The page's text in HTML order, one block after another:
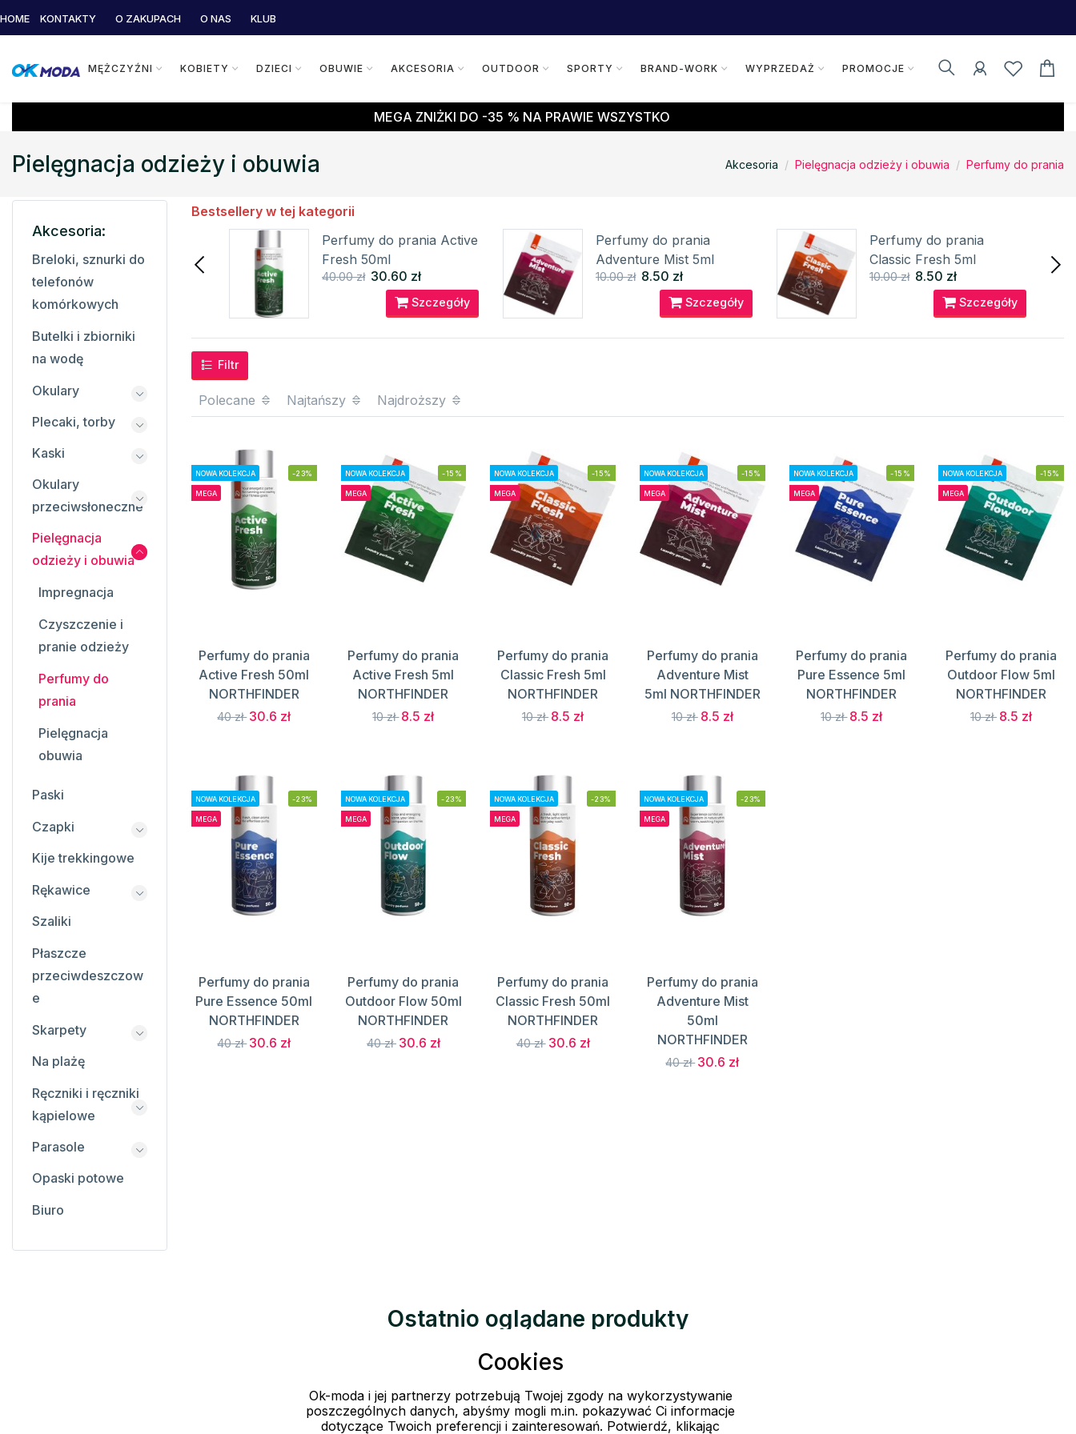
HOME KONTAKTY O ZAKUPACH O NAS KLUB
MĘŻCZYŹNI KOBIETY DZIECI OBUWIE AKCESORIA OUTDOOR SPORTY BRAND-WORK WYPRZEDAŻ PROMOCJE
MEGA ZNIŻKI DO -35 % NA PRAWIE WSZYSTKO
Pielęgnacja odzieży i obuwia Akcesoria Pielęgnacja odzieży i obuwia Perfumy do prania
Bestsellery w tej kategorii
Perfumy do prania
Classic Fresh 50ml
NORTHFINDER
40.00 zł
Perfumy do prania Active
Fresh 50ml
NORTHFINDER
40.00 zł 30.60 zł
Szczegóły
Perfumy do prania
Adventure Mist 5ml
NORTHFINDER
10.00 zł 8.50 zł
Szczegóły
Perfumy do prania
Classic Fresh 5ml
NORTHFINDER
10.00 zł 8.50 zł
Szczegóły
Filtr
Polecane Najtańszy Najdroższy
NOWA KOLEKCJA
MEGA
-23%
Perfumy do prania
Active Fresh 50ml
NORTHFINDER
40 zł 30.6 zł
NOWA KOLEKCJA
MEGA
-15%
Perfumy do prania
Active Fresh 5ml
NORTHFINDER
10 zł 8.5 zł
NOWA KOLEKCJA
MEGA
-15%
Perfumy do prania
Classic Fresh 5ml
NORTHFINDER
10 zł 8.5 zł
NOWA KOLEKCJA
MEGA
-15%
Perfumy do prania
Adventure Mist
5ml NORTHFINDER
10 zł 8.5 zł
NOWA KOLEKCJA
MEGA
-15%
Perfumy do prania
Pure Essence 5ml
NORTHFINDER
10 zł 8.5 zł
NOWA KOLEKCJA
MEGA
-15%
Perfumy do prania
Outdoor Flow 5ml
NORTHFINDER
10 zł 8.5 zł
NOWA KOLEKCJA
MEGA
-23%
Perfumy do prania
Pure Essence 50ml
NORTHFINDER
40 zł 30.6 zł
NOWA KOLEKCJA
MEGA
-23%
Perfumy do prania
Outdoor Flow 50ml
NORTHFINDER
40 zł 30.6 zł
NOWA KOLEKCJA
MEGA
-23%
Perfumy do prania
Classic Fresh 50ml
NORTHFINDER
40 zł 30.6 zł
NOWA KOLEKCJA
MEGA
-23%
Perfumy do prania
Adventure Mist
50ml
NORTHFINDER
40 zł 30.6 zł
Akcesoria:
Breloki, sznurki do
telefonów
komórkowych
Butelki i zbiorniki
na wodę
Okulary
Plecaki, torby
Kaski
Okulary
przeciwsłoneczne
Pielęgnacja
odzieży i obuwia
Impregnacja
Czyszczenie i
pranie odzieży
Perfumy do
prania
Pielęgnacja
obuwia
Paski
Czapki
Kije trekkingowe
Rękawice
Szaliki
Płaszcze
przeciwdeszczow
e
Skarpety
Na plażę
Ręczniki i ręczniki
kąpielowe
Parasole
Opaski potowe
Biuro
Ostatnio oglądane produkty
Info o promocjach
Wymiana zwrot towaru
Technologie i materiały
Cookies
Ok-moda i jej partnerzy potrzebują Twojej zgody na wykorzystywanie
poszczególnych danych, abyśmy mogli m.in. pokazywać Ci informacje
dotyczące Twoich preferencji i zainteresowań. Potwierdź, klikając